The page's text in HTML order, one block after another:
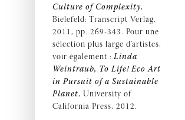
Culture of Complexity,
Bielefeld: Transcript Verlag,
2011, pp. 269-343. Pour une
sélection plus large d’artistes,
voir également : Linda
Weintraub, To Life! Eco Art
in Pursuit of a Sustainable
Planet, University of
California Press, 2012.